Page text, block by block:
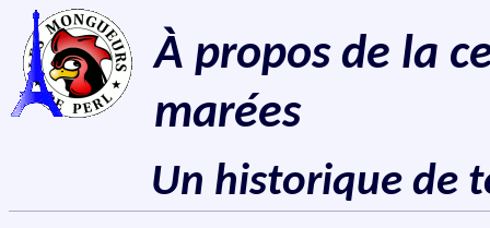
À propos de la
marées
Un historique de